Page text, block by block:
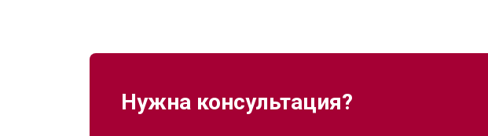
Нужна консультация?